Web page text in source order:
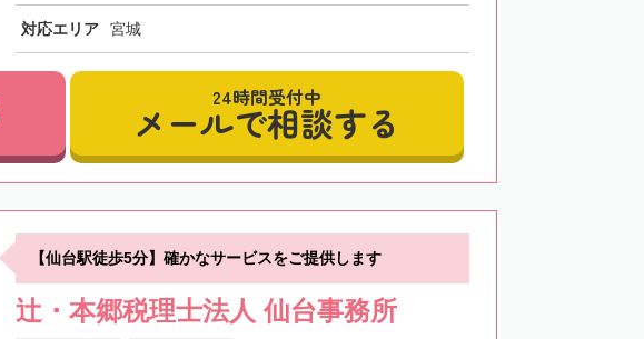
対応エリア 宮城
24時間受付中
メールで相談する
【仙台駅徒歩5分】確かなサービスをご提供します
辻・本郷税理士法人 仙台事務所